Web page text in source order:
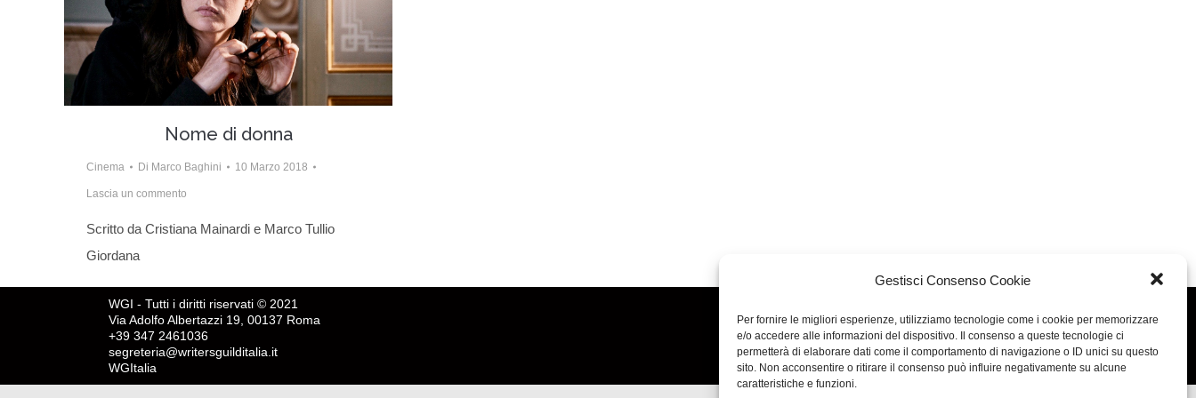
Gestisci Consenso Cookie
Per fornire le migliori esperienze, utilizziamo tecnologie come i cookie per memorizzare
e/o accedere alle informazioni del dispositivo. Il consenso a queste tecnologie ci
permetterà di elaborare dati come il comportamento di navigazione o ID unici su questo
sito. Non acconsentire o ritirare il consenso può influire negativamente su alcune
caratteristiche e funzioni.
Nome di donna
Cinema Di Marco Baghini 10 Marzo 2018
Lascia un commento
Scritto da Cristiana Mainardi e Marco Tullio
Giordana
WGI - Tutti i diritti riservati © 2021
Via Adolfo Albertazzi 19, 00137 Roma
+39 347 2461036
segreteria@writersguilditalia.it
WGItalia
Concept: Annamaria De Paola - Realizzazione: AF
Cookie & Privacy Policy